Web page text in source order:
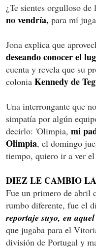
¿Te sientes orgulloso
no vendría, para mí
Jona explica que
deseando conocer el
cuenta y revela que su
colonia Kennedy de
Una interrongante que
simpatía por algún
decirlo: 'Olimpia, mi
Olimpia, el domingo
tiempo, quiero ir a ver
DIEZ LE CAMBIO
Fue un primero de abril
rumbo diferente, fue el
reportaje suyo, en
que jugaba para el
división de Portugal y